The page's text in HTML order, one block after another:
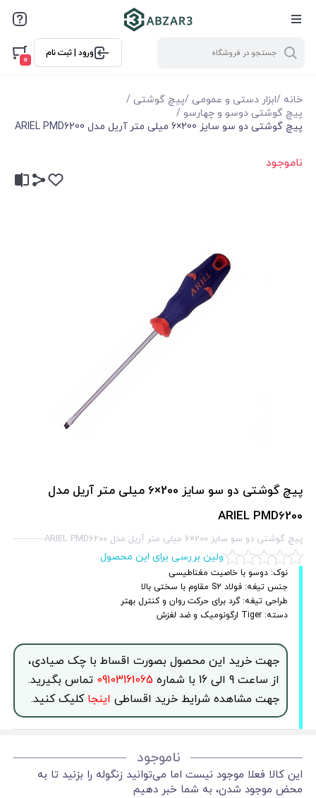
ورود | ثبت نام
0
خانه /ابزار دستی و عمومی /پیچ گوشتی /
پیچ گوشتی دوسو و چهارسو /
پیچ گوشتی دو سو سایز 200×6 میلی متر آریل مدل ARIEL PMD6200
ناموجود
پیچ گوشتی دو سو سایز 200×6 میلی متر آریل مدل
ARIEL PMD6200
پیچ گوشتی دو سو سایز 200×6 میلی متر آریل مدل ARIEL PMD6200
اولین بررسی برای این محصول
نوک: دوسو با خاصیت مغناطیسی
جنس تیغه: فولاد S2 مقاوم با سختی بالا
طراحی تیغه: گرد برای حرکت روان و کنترل بهتر
دسته: Tiger ارگونومیک و ضد لغزش
جهت خرید این محصول بصورت اقساط با چک صیادی،
از ساعت 9 الی 16 با شماره
09103161065 تماس بگیرید.
جهت مشاهده شرایط خرید اقساطی اینجاکلیک کنید.
ناموجود
این کالا فعلا موجود نیست اما می‌توانید زنگوله را بزنید تا به
محض موجود شدن، به شما خبر دهیم